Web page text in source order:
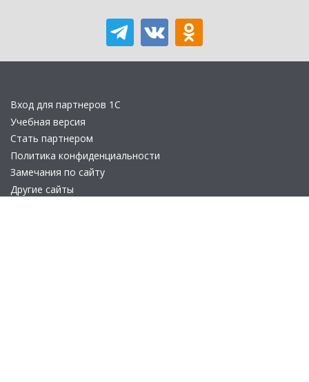
Вход для партнеров 1С
Учебная версия
Стать партнером
Политика конфиденциальности
Замечания по сайту
Другие сайты